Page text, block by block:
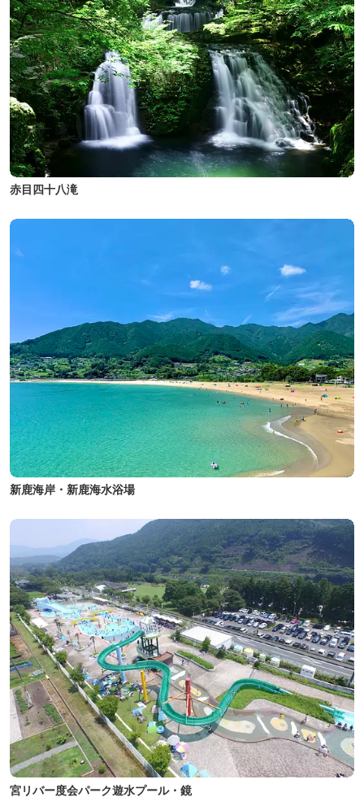
赤目四十八滝
新鹿海岸・新鹿海水浴場
宮リバー度会パーク遊水プール・鏡